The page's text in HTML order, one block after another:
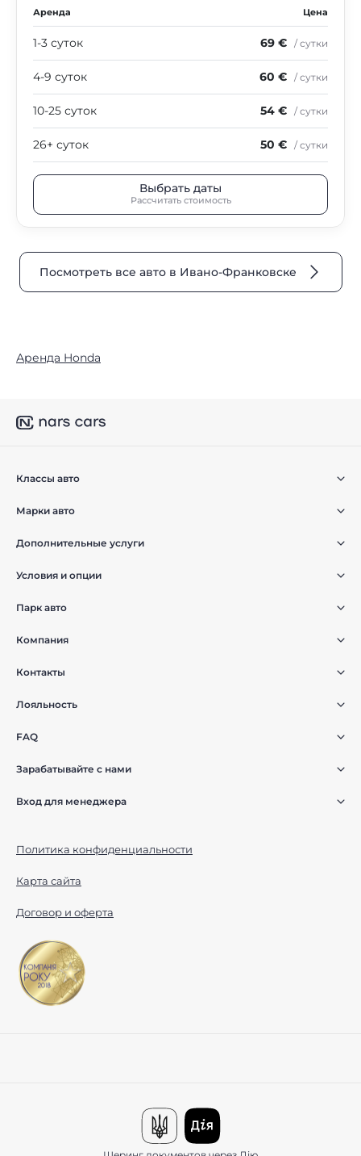
Аренда Цена
1-3 суток 69 € / сутки
4-9 суток 60 € / сутки
10-25 суток 54 € / сутки
26+ суток 50 € / сутки
Выбрать даты
Рассчитать стоимость
Посмотреть все авто в Ивано-Франковске
Аренда Honda
Классы авто
Марки авто
Дополнительные услуги
Условия и опции
Парк авто
Компания
Контакты
Лояльность
FAQ
Зарабатывайте с нами
Вход для менеджера
Политика конфиденциальности
Карта сайта
Договор и оферта